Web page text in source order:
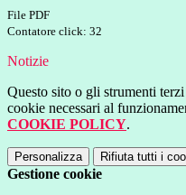
File PDF
Contatore click: 32
Notizie
Questo sito o gli strumenti
cookie necessari al
COOKIE POLICY.
Personalizza Rifiuta tutti i
Gestione cookie